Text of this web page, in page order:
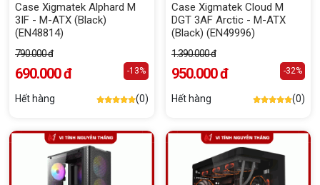
Case Xigmatek Alphard M
3IF - M-ATX (Black)
(EN48814)
790.000 đ
690.000 đ -13%
Hết hàng (0)
Case Xigmatek Cloud M
DGT 3AF Arctic - M-ATX
(Black) (EN49996)
1.390.000 đ
950.000 đ -32%
Hết hàng (0)